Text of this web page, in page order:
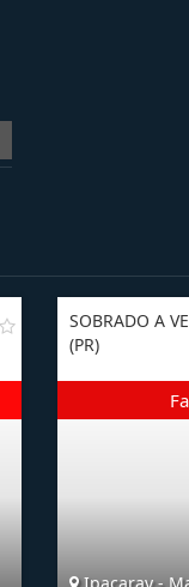
SOBRADO A
(PR)